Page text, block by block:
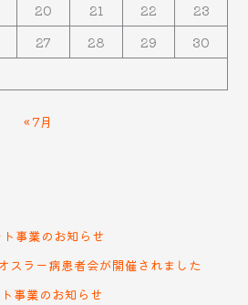
20 21 22
23
27 28 29
30
« 7月
事業のお知らせ
スラー病患者会が開催されました
事業のお知らせ